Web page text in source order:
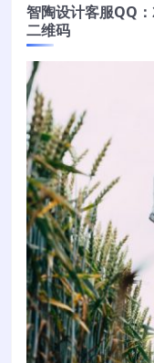
智陶设计客服QQ
二维码